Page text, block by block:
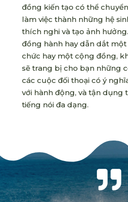
đồng kiến tạo có thể
làm việc thành những hệ
thích nghi và tạo ảnh
đồng hành hay dẫn dắt
chức hay một cộng đồng,
sẽ trang bị cho bạn những
các cuộc đối thoại có ý
với hành động, và tận dụng
tiếng nói đa dạng.
